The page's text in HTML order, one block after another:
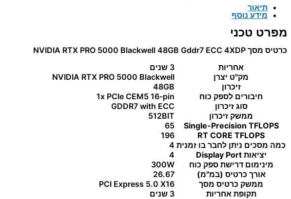
תיאור
מידע נוסף
מפרט טכני
כרטיס מסך NVIDIA RTX PRO 5000 Blackwell 48GB Gddr7 ECC 4XDP
אחריות
3 שנים
מק"ט יצרן
NVIDIA RTX PRO 5000 Blackwell
זיכרון
48GB
חיבורים לספק כוח
1x PCIe CEM5 16-pin
סוג זיכרון
GDDR7 with ECC
ממשק זיכרון
512BIT
Single-Precision TFLOPS
65
RT CORE TFLOPS
196
כמה מסכים ניתן לחבר בו זמנית 4
יציאות Display Port
4
מינימום דרישת ספק כוח
300W
אורך כרטיס (במ"מ)
26.67
ממשק כרטיס מסך
PCI Express 5.0 X16
תקופת אחריות
3 שנים